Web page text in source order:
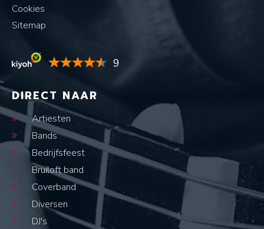
Cookies
Sitemap
9
DIRECT NAAR
Artiesten
Bands
Bedrijfsfeest
Bruiloft band
Coverband
Diversen
DJ's